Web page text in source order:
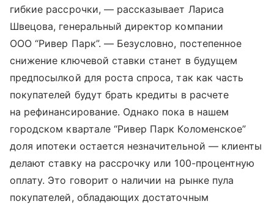
гибкие рассрочки, — рассказывает Лариса
Швецова, генеральный директор компании
ООО “Ривер Парк”. — Безусловно, постепенное
снижение ключевой ставки станет в будущем
предпосылкой для роста спроса, так как часть
покупателей будут брать кредиты в расчете
на рефинансирование. Однако пока в нашем
городском квартале “Ривер Парк Коломенское”
доля ипотеки остается незначительной — клиенты
делают ставку на рассрочку или 100-процентную
оплату. Это говорит о наличии на рынке пула
покупателей, обладающих достаточным